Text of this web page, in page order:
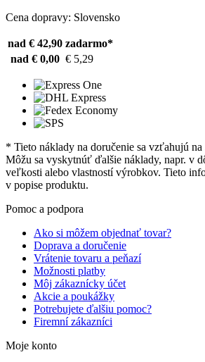
Cena dopravy: Slovensko
nad € 42,90 zadarmo*
nad € 0,00 € 5,29
* Tieto náklady na doručenie sa vzťahujú na
Môžu sa vyskytnúť ďalšie náklady, napr. v
veľkosti alebo vlastností výrobkov. Tieto
v popise produktu.
Pomoc a podpora
Ako si môžem objednať tovar?
Doprava a doručenie
Vrátenie tovaru a peňazí
Možnosti platby
Môj zákaznícky účet
Akcie a poukážky
Potrebujete ďalšiu pomoc?
Firemní zákazníci
Moje konto